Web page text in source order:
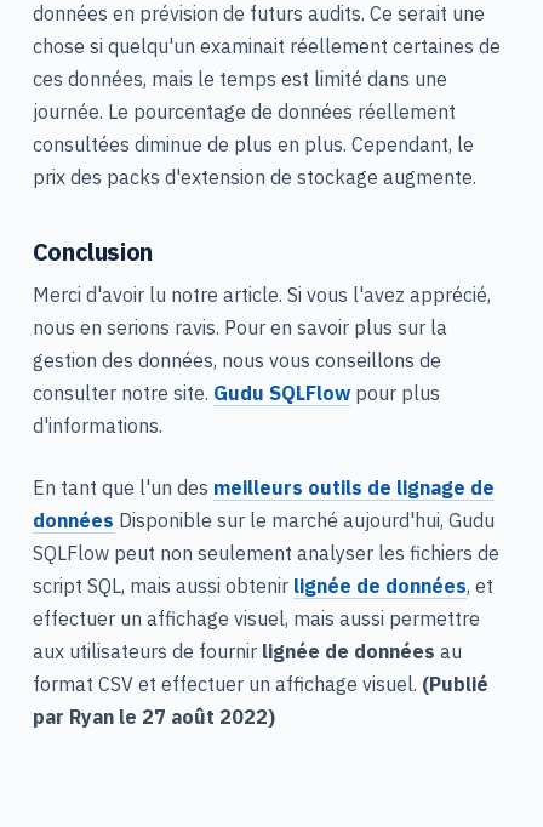
données en prévision de futurs audits. Ce serait une
chose si quelqu'un examinait réellement certaines de
ces données, mais le temps est limité dans une
journée. Le pourcentage de données réellement
consultées diminue de plus en plus. Cependant, le
prix des packs d'extension de stockage augmente.
Conclusion
Merci d'avoir lu notre article. Si vous l'avez apprécié,
nous en serions ravis. Pour en savoir plus sur la
gestion des données, nous vous conseillons de
consulter notre site. Gudu SQLFlowpour plus
d'informations.
En tant que l'un des meilleurs outils de lignage de
données Disponible sur le marché aujourd'hui, Gudu
SQLFlow peut non seulement analyser les fichiers de
script SQL, mais aussi obtenir lignée de données, et
effectuer un affichage visuel, mais aussi permettre
aux utilisateurs de fournir lignée de données au
format CSV et effectuer un affichage visuel. (Publié
par Ryan le 27 août 2022)